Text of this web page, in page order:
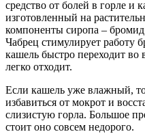
средство от болей в горле и
изготовленный на
компоненты сиропа – бромид
Чабрец стимулирует работу
кашель быстро переходит во
легко отходит.
Если кашель уже влажный,
избавиться от мокрот и
слизистую горла. Большое
стоит оно совсем недорого.